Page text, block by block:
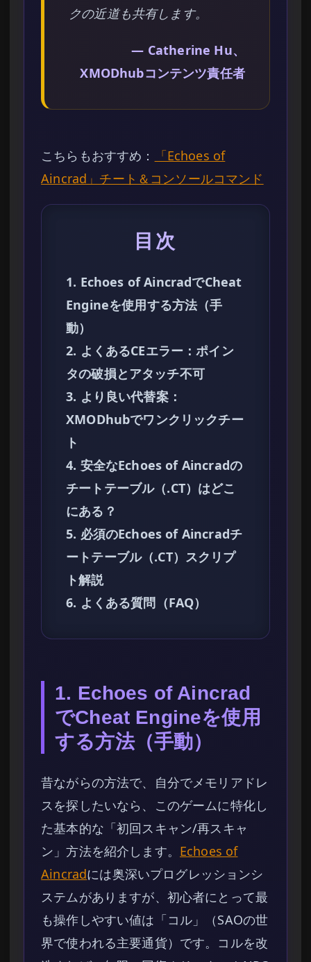
クの近道も共有します。
— Catherine Hu、
XMODhubコンテンツ責任者
こちらもおすすめ：
「Echoes of
Aincrad」チート＆コンソールコマンド
目次
1. Echoes of AincradでCheat
Engineを使用する方法（手
動）
2. よくあるCEエラー：ポイン
タの破損とアタッチ不可
3. より良い代替案：
XMODhubでワンクリックチー
ト
4. 安全なEchoes of Aincradの
チートテーブル（.CT）はどこ
にある？
5. 必須のEchoes of Aincradチ
ートテーブル（.CT）スクリプ
ト解説
6. よくある質問（FAQ）
1. Echoes of Aincrad
でCheat Engineを使用
する方法（手動）
昔ながらの方法で、自分でメモリアドレ
スを探したいなら、このゲームに特化し
た基本的な「初回スキャン/再スキャ
ン」方法を紹介します。 Echoes of
Aincradには奥深いプログレッションシ
ステムがありますが、初心者にとって最
も操作しやすい値は「コル」（SAOの世
界で使われる主要通貨）です。コルを改